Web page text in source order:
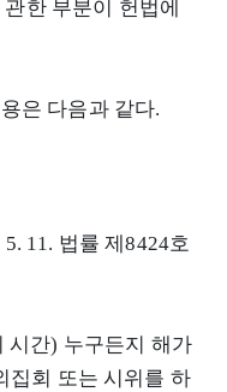
한 부분이 헌법에
은 다음과 같다.
11. 법률 제8424호
시간) 누구든지 해가
집회 또는 시위를 하